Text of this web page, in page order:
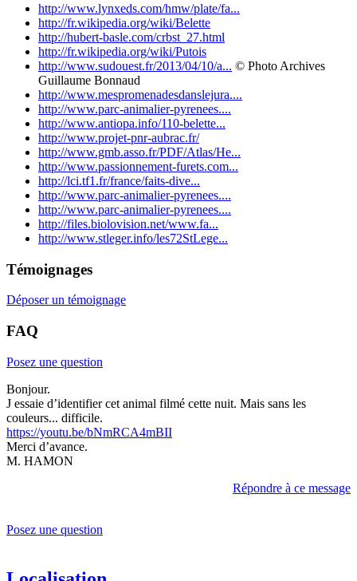
http://www.lynxeds.com/hmw/plate/fa...
http://fr.wikipedia.org/wiki/Belette
http://hubert-basle.com/crbst_27.html
http://fr.wikipedia.org/wiki/Putois
http://www.sudouest.fr/2013/04/10/a... © Photo Archives
Guillaume Bonnaud
http://www.mespromenadesdanslejura....
http://www.parc-animalier-pyrenees....
http://www.antiopa.info/110-belette...
http://www.projet-pnr-aubrac.fr/
http://www.gmb.asso.fr/PDF/Atlas/He...
http://www.passionnement-furets.com...
http://lci.tf1.fr/france/faits-dive...
http://www.parc-animalier-pyrenees....
http://www.parc-animalier-pyrenees....
http://files.biolovision.net/www.fa...
http://www.stleger.info/les72StLege...
Témoignages
Déposer un témoignage
FAQ
Posez une question
Bonjour.
J essaie d’identifier cet animal filmé cette nuit. Mais sans les
couleurs... difficile.
https://youtu.be/bNmRCA4mBII
Merci d’avance.
M. HAMON
Répondre à ce message
Posez une question